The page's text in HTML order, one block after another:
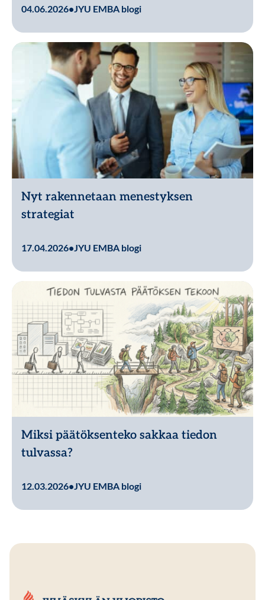
04.06.2026•JYU EMBA blogi
Nyt rakennetaan menestyksen
strategiat
17.04.2026•JYU EMBA blogi
Miksi päätöksenteko sakkaa tiedon
tulvassa?
12.03.2026•JYU EMBA blogi